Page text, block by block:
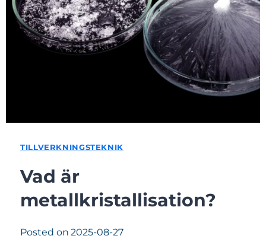
TILLVERKNINGSTEKNIK
Vad är
metallkristallisation?
Posted on 2025-08-27